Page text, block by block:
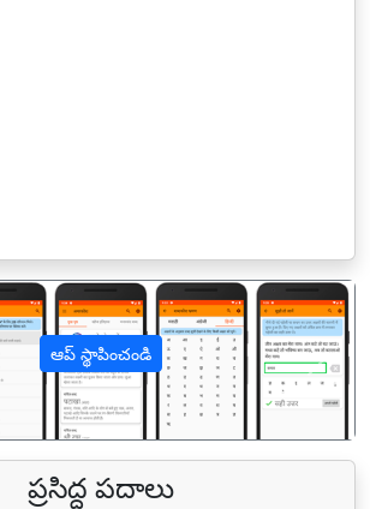
ఆప్ స్థాపించండి
ప్రసిద్ధ పదాలు